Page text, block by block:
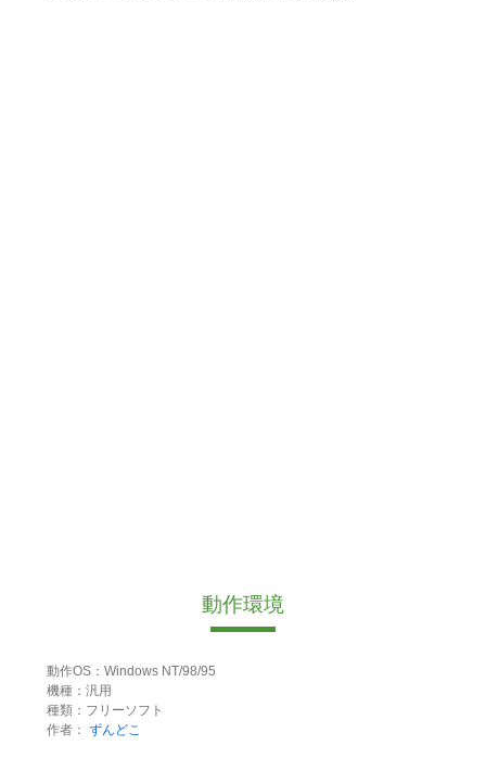
動作環境
動作OS：Windows NT/98/95
機種：汎用
種類：フリーソフト
作者： ずんどこ